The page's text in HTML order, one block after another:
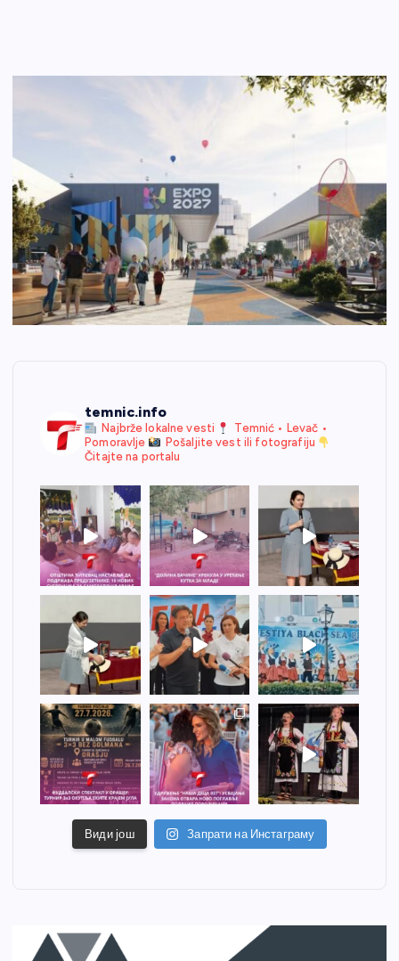
temnic.info
Najbrže lokalne vesti
Temnić • Levač •
Pomoravlje
Pošaljite vest ili fotografiju
Čitajte na portalu
Види још Запрати на Инстаграму